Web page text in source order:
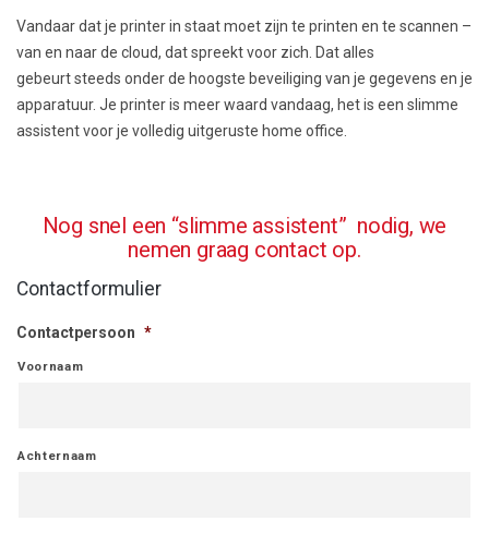
Vandaar dat je printer in staat moet zijn te printen en te scannen –
van en naar de cloud, dat spreekt voor zich. Dat alles
gebeurtsteeds onder de hoogste beveiliging van je gegevens en je
apparatuur. Je printer is meer waard vandaag, het is een slimme
assistent voor je volledig uitgeruste home office.
Nog snel een “slimme assistent” nodig, we
nemen graag contact op.
Contactformulier
Contactpersoon *
Voornaam
Achternaam